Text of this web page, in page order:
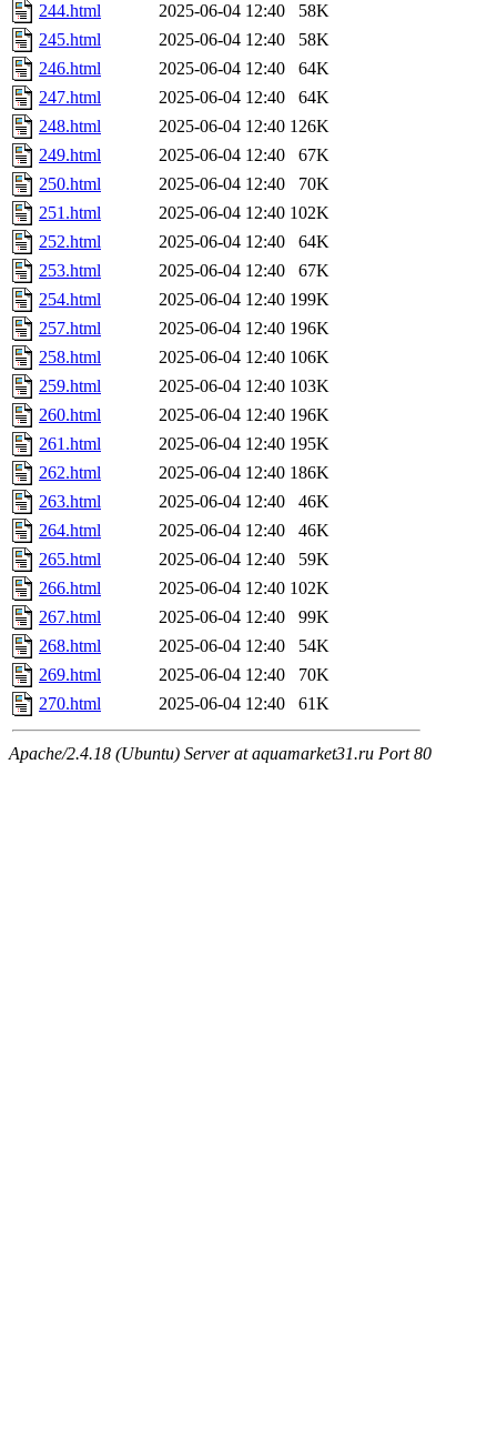
244.html
2025-06-04 12:40
58K
245.html
2025-06-04 12:40
58K
246.html
2025-06-04 12:40
64K
247.html
2025-06-04 12:40
64K
248.html
2025-06-04 12:40 126K
249.html
2025-06-04 12:40
67K
250.html
2025-06-04 12:40
70K
251.html
2025-06-04 12:40 102K
252.html
2025-06-04 12:40
64K
253.html
2025-06-04 12:40
67K
254.html
2025-06-04 12:40 199K
257.html
2025-06-04 12:40 196K
258.html
2025-06-04 12:40 106K
259.html
2025-06-04 12:40 103K
260.html
2025-06-04 12:40 196K
261.html
2025-06-04 12:40 195K
262.html
2025-06-04 12:40 186K
263.html
2025-06-04 12:40
46K
264.html
2025-06-04 12:40
46K
265.html
2025-06-04 12:40
59K
266.html
2025-06-04 12:40 102K
267.html
2025-06-04 12:40
99K
268.html
2025-06-04 12:40
54K
269.html
2025-06-04 12:40
70K
270.html
2025-06-04 12:40 61K
Apache/2.4.18 (Ubuntu) Server at aquamarket31.ru Port 80